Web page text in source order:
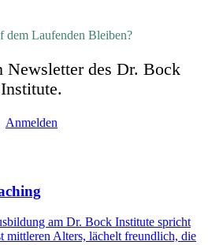
dem Laufenden Bleiben?
Newsletter des Dr. Bock
Institute.
Anmelden